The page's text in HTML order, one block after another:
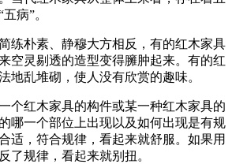
病”。
朴素、静穆大方相反，有的红木家具
空灵剔透的造型变得臃肿起来。有的红
地乱堆砌，使人没有欣赏的趣味。
红木家具的构件或某一种红木家具的
哪一个部位上出现以及如何出现是有规
适，符合规律，看起来就舒服。如果用
了规律，看起来就别扭。